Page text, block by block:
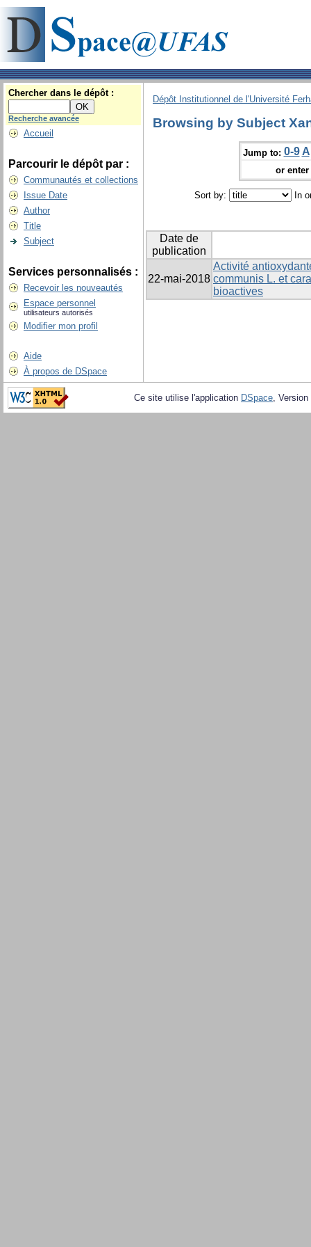
Chercher dans le dépôt :
Recherche avancée
Accueil
Parcourir le dépôt par :
Communautés et collections
Issue Date
Author
Title
Subject
Services personnalisés :
Recevoir les nouveautés
Espace personnel
utilisateurs autorisés
Modifier mon profil
Aide
À propos de DSpace
Dépôt Institutionnel de l'Université
Browsing by Subject
Jump to: 0-9 A
or
Sort by: In
Date de
publication
22-mai-2018
Activité
communis L. et
bioactives
Ce site utilise l'application DSpace,